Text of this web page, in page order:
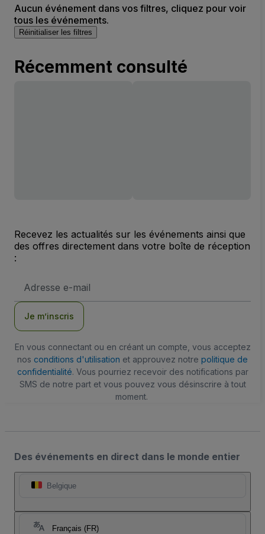
Aucun événement dans vos filtres, cliquez pour voir
tous les événements.
Réinitialiser les filtres
Récemment consulté
Recevez les actualités sur les événements ainsi que
des offres directement dans votre boîte de réception
:
e-
Je m’inscris
En vous connectant ou en créant un compte, vous acceptez
nos conditions d'utilisation et approuvez notre politique de
confidentialité. Vous pourriez recevoir des notifications par
SMS de notre part et vous pouvez vous désinscrire à tout
moment.
Des événements en direct dans le monde entier
Belgique
Français (FR)